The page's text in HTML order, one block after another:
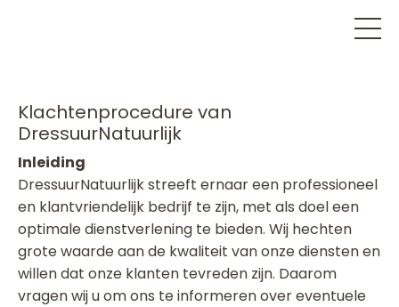
Klachtenprocedure van
DressuurNatuurlijk
Inleiding
DressuurNatuurlijk streeft ernaar een professioneel
en klantvriendelijk bedrijf te zijn, met als doel een
optimale dienstverlening te bieden. Wij hechten
grote waarde aan de kwaliteit van onze diensten en
willen dat onze klanten tevreden zijn. Daarom
vragen wij u om ons te informeren over eventuele